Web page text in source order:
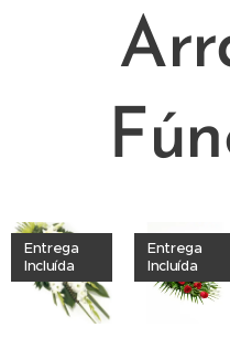
Entrega
Incluída
Entrega
Incluída